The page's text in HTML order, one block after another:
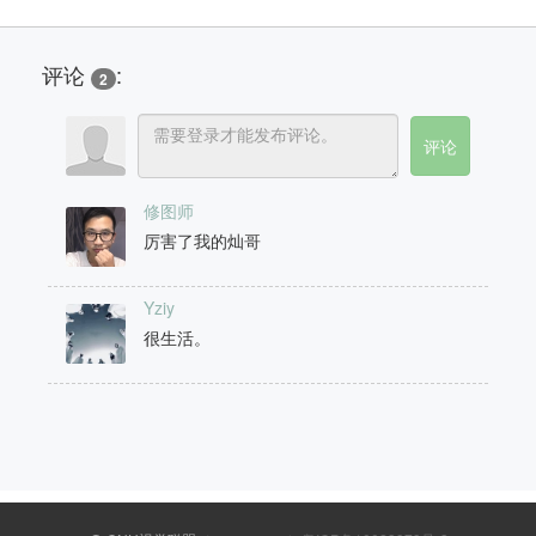
评论 2 :
修图师
厉害了我的灿哥
Yziy
很生活。